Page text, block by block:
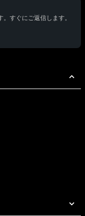
すぐにご返信します。